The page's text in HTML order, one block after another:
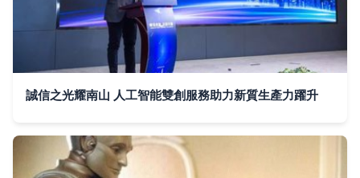
誠信之光耀南山 人工智能雙創服務助力新質生產力躍升